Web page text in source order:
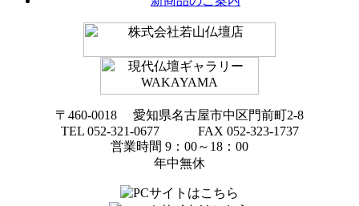
〒460-0018 愛知県名古屋市中区門前町2-8
TEL 052-321-0677 FAX 052-323-1737
営業時間 9：00～18：00
年中無休